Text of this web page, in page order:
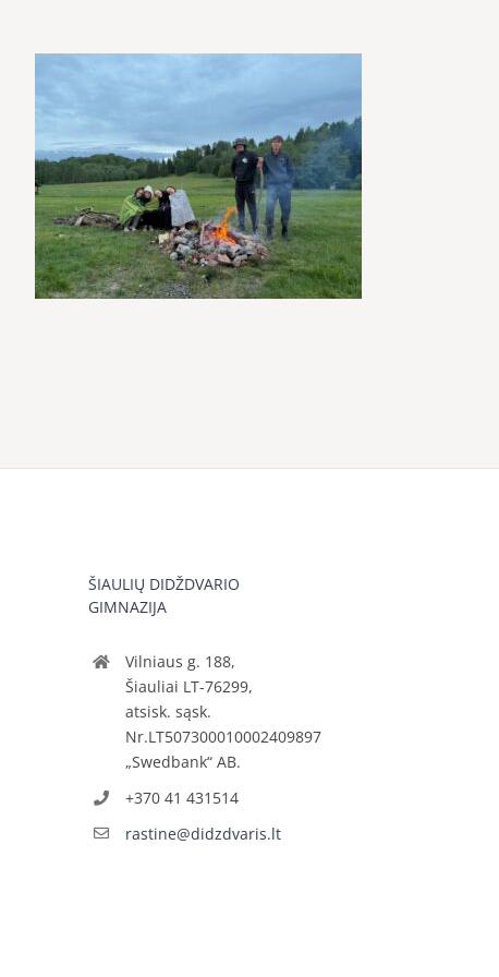
ŠIAULIŲ DIDŽDVARIO
GIMNAZIJA
Vilniaus g. 188,
Šiauliai LT-76299,
atsisk. sąsk.
Nr.LT507300010002409897
„Swedbank“ AB.
+370 41 431514
rastine@didzdvaris.lt